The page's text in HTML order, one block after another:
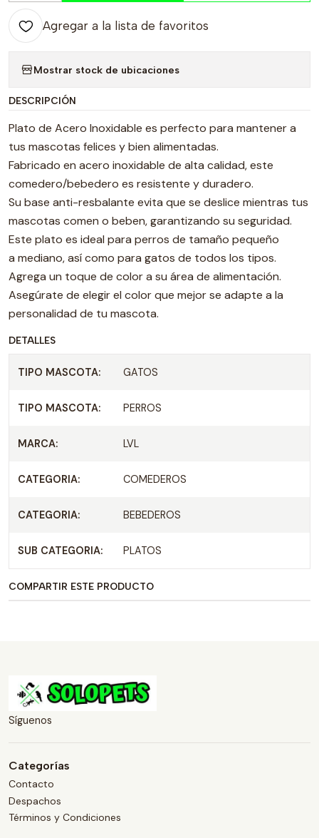
Agregar a la lista de favoritos
Mostrar stock de ubicaciones
DESCRIPCIÓN
Plato de Acero Inoxidable es perfecto para mantener a
tus mascotas felices y bien alimentadas.
Fabricado en acero inoxidable de alta calidad, este
comedero/bebedero es resistente y duradero.
Su base anti-resbalante evita que se deslice mientras tus
mascotas comen o beben, garantizando su seguridad.
Este plato es ideal para perros de tamaño pequeño
a mediano, así como para gatos de todos los tipos.
Agrega un toque de color a su área de alimentación.
Asegúrate de elegir el color que mejor se adapte a la
personalidad de tu mascota.
DETALLES
TIPO MASCOTA: GATOS
TIPO MASCOTA: PERROS
MARCA: LVL
CATEGORIA: COMEDEROS
CATEGORIA: BEBEDEROS
SUB CATEGORIA: PLATOS
COMPARTIR ESTE PRODUCTO
Síguenos
Categorías
Contacto
Despachos
Términos y Condiciones